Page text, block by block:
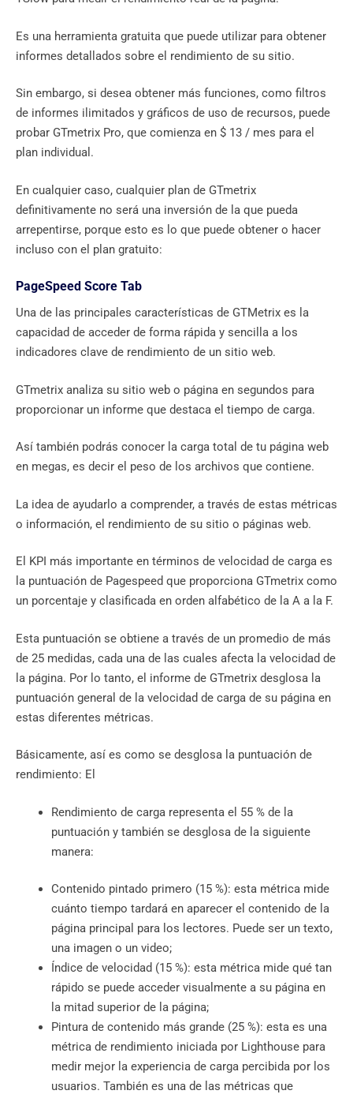
Es una herramienta gratuita que puede utilizar para obtener
informes detallados sobre el rendimiento de su sitio.
Sin embargo, si desea obtener más funciones, como filtros
de informes ilimitados y gráficos de uso de recursos, puede
probar GTmetrix Pro, que comienza en $ 13 / mes para el
plan individual.
En cualquier caso, cualquier plan de GTmetrix
definitivamente no será una inversión de la que pueda
arrepentirse, porque esto es lo que puede obtener o hacer
incluso con el plan gratuito:
PageSpeed ​​​​Score Tab
Una de las principales características de GTMetrix es la
capacidad de acceder de forma rápida y sencilla a los
indicadores clave de rendimiento de un sitio web.
GTmetrix analiza su sitio web o página en segundos para
proporcionar un informe que destaca el tiempo de carga.
Así también podrás conocer la carga total de tu página web
en megas, es decir el peso de los archivos que contiene.
La idea de ayudarlo a comprender, a través de estas métricas
o información, el rendimiento de su sitio o páginas web.
El KPI más importante en términos de velocidad de carga es
la puntuación de Pagespeed que proporciona GTmetrix como
un porcentaje y clasificada en orden alfabético de la A a la F.
Esta puntuación se obtiene a través de un promedio de más
de 25 medidas, cada una de las cuales afecta la velocidad de
la página. Por lo tanto, el informe de GTmetrix desglosa la
puntuación general de la velocidad de carga de su página en
estas diferentes métricas.
Básicamente, así es como se desglosa la puntuación de
rendimiento: El
Rendimiento de carga representa el 55 % de la
puntuación y también se desglosa de la siguiente
manera:
Contenido pintado primero (15 %): esta métrica mide
cuánto tiempo tardará en aparecer el contenido de la
página principal para los lectores. Puede ser un texto,
una imagen o un video;
Índice de velocidad (15 %): esta métrica mide qué tan
rápido se puede acceder visualmente a su página en
la mitad superior de la página;
Pintura de contenido más grande (25 %): esta es una
métrica de rendimiento iniciada por Lighthouse para
medir mejor la experiencia de carga percibida por los
usuarios. También es una de las métricas que